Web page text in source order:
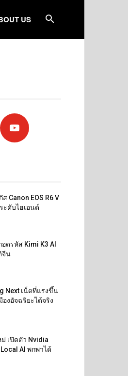
US
Canon EOS R6 V
ะดับไฮเอนด์
ดรหัส Kimi K3 AI
จีน
Next เน็ตที่แรงขึ้น
องอัจฉริยะได้จริง
เปิดตัว Nvidia
AI พกพาได้